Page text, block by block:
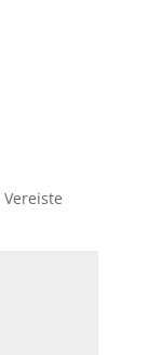
Vereiste